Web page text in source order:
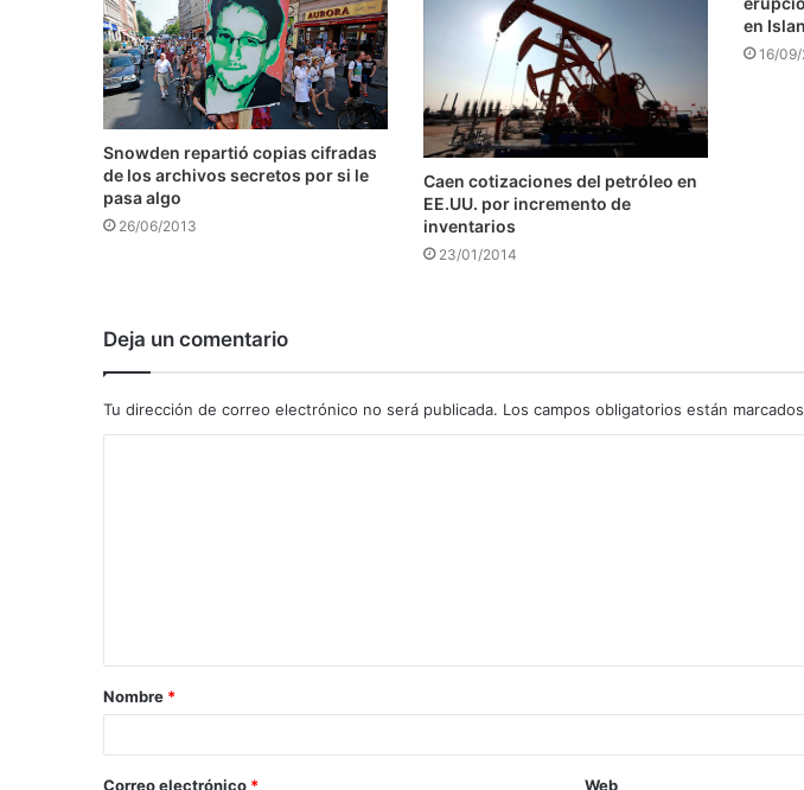
Snowden repartió copias cifradas
de los archivos secretos por si le
pasa algo
26/06/2013
Caen cotizaciones del petróleo en
EE.UU. por incremento de
inventarios
23/01/2014
en
16/
Deja un comentario
Tu dirección de correo electrónico no será publicada. Los campos obligatorios están
a
r
Nombre *
Correo electrónico * Web